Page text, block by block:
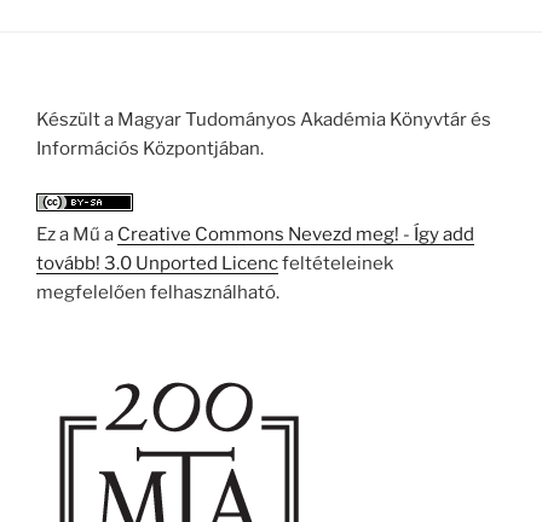
Készült a Magyar Tudományos Akadémia Könyvtár és
Információs Központjában.
Ez a Mű a Creative Commons Nevezd meg! - Így add
tovább! 3.0 Unported Licencfeltételeinek
megfelelően felhasználható.